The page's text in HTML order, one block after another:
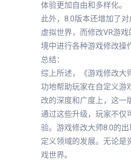
体验更加自由和多样化。
此外，8.0版本还增加了
虚拟世界，而修改VR游
境中进行各种游戏修改操
总结：
综上所述，《游戏修改大
功地帮助玩家在自定义游
改的深度和广度上，这一
通过这些升级，玩家不仅
验。游戏修改大师8.0的
定义领域的发展。无论是
戏世界。